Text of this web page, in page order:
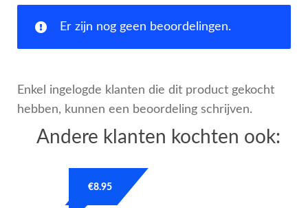
Er zijn nog geen beoordelingen.
Enkel ingelogde klanten die dit product gekocht
hebben, kunnen een beoordeling schrijven.
Andere klanten kochten ook:
€8.95